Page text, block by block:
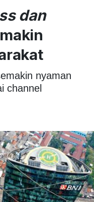
dan
nyaman
channel